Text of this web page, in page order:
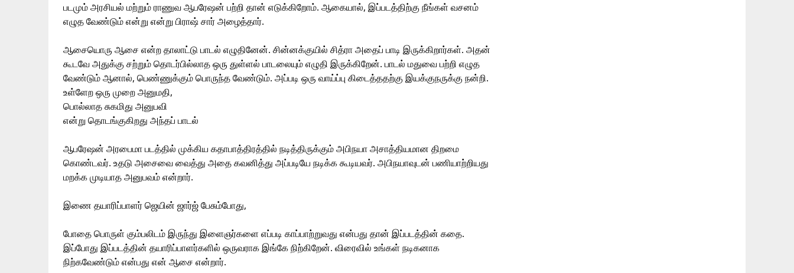
படமும் அரசியல் மற்றும் ராணுவ ஆபரேஷன் பற்றி தான் எடுக்கிறோம். ஆகையால், இப்படத்திற்கு நீங்கள் வசனம்
எழுத வேண்டும் என்று என்று பிராஷ் சார் அழைத்தார்.
ஆசையொரு ஆசை என்ற தாலாட்டு பாடல் எழுதினேன். சின்னக்குயில் சித்ரா அதைப் பாடி இருக்கிறார்கள். அதன்
கூடவே அதுக்கு சற்றும் தொடர்பில்லாத ஒரு துள்ளல் பாடலையும் எழுதி இருக்கிறேன். பாடல் மதுவை பற்றி எழுத
வேண்டும் ஆனால், பெண்ணுக்கும் பொருந்த வேண்டும். அப்படி ஒரு வாய்ப்பு கிடைத்ததற்கு இயக்குநருக்கு நன்றி.
உள்ளேற ஒரு முறை அனுமதி,
பொல்லாத சுகமிது அனுபவி
என்று தொடங்குகிறது அந்தப் பாடல்
ஆபரேஷன் அரபைமா படத்தில் முக்கிய கதாபாத்திரத்தில் நடித்திருக்கும் அபிநயா அசாத்தியமான திறமை
கொண்டவர். உதடு அசைவை வைத்து அதை கவனித்து அப்படியே நடிக்க கூடியவர். அபிநயாவுடன் பணியாற்றியது
மறக்க முடியாத அனுபவம் என்றார்.
இணை தயாரிப்பாளர் ஜெயின் ஜார்ஜ் பேசும்போது,
போதை பொருள் கும்பலிடம் இருந்து இளைஞர்களை எப்படி காப்பாற்றுவது என்பது தான் இப்படத்தின் கதை.
இப்போது இப்படத்தின் தயாரிப்பாளர்களில் ஒருவராக இங்கே நிற்கிறேன். விரைவில் உங்கள் நடிகனாக
நிற்கவேண்டும் என்பது என் ஆசை என்றார்.